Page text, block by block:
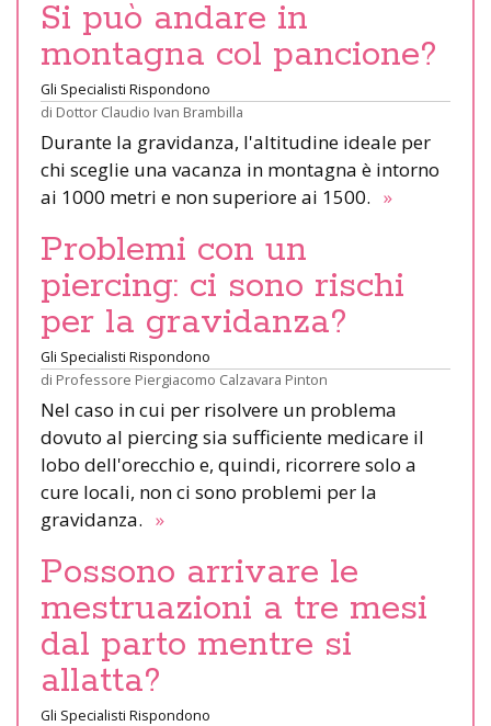
Si può andare in
montagna col pancione?
Gli Specialisti Rispondono
di Dottor Claudio Ivan Brambilla
Durante la gravidanza, l'altitudine ideale per
chi sceglie una vacanza in montagna è intorno
ai 1000 metri e non superiore ai 1500. »
Problemi con un
piercing: ci sono rischi
per la gravidanza?
Gli Specialisti Rispondono
di Professore Piergiacomo Calzavara Pinton
Nel caso in cui per risolvere un problema
dovuto al piercing sia sufficiente medicare il
lobo dell'orecchio e, quindi, ricorrere solo a
cure locali, non ci sono problemi per la
gravidanza. »
Possono arrivare le
mestruazioni a tre mesi
dal parto mentre si
allatta?
Gli Specialisti Rispondono